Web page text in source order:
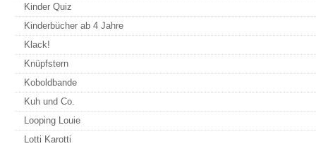
Kinder Quiz
Kinderbücher ab 4 Jahre
Klack!
Knüpfstern
Koboldbande
Kuh und Co.
Looping Louie
Lotti Karotti